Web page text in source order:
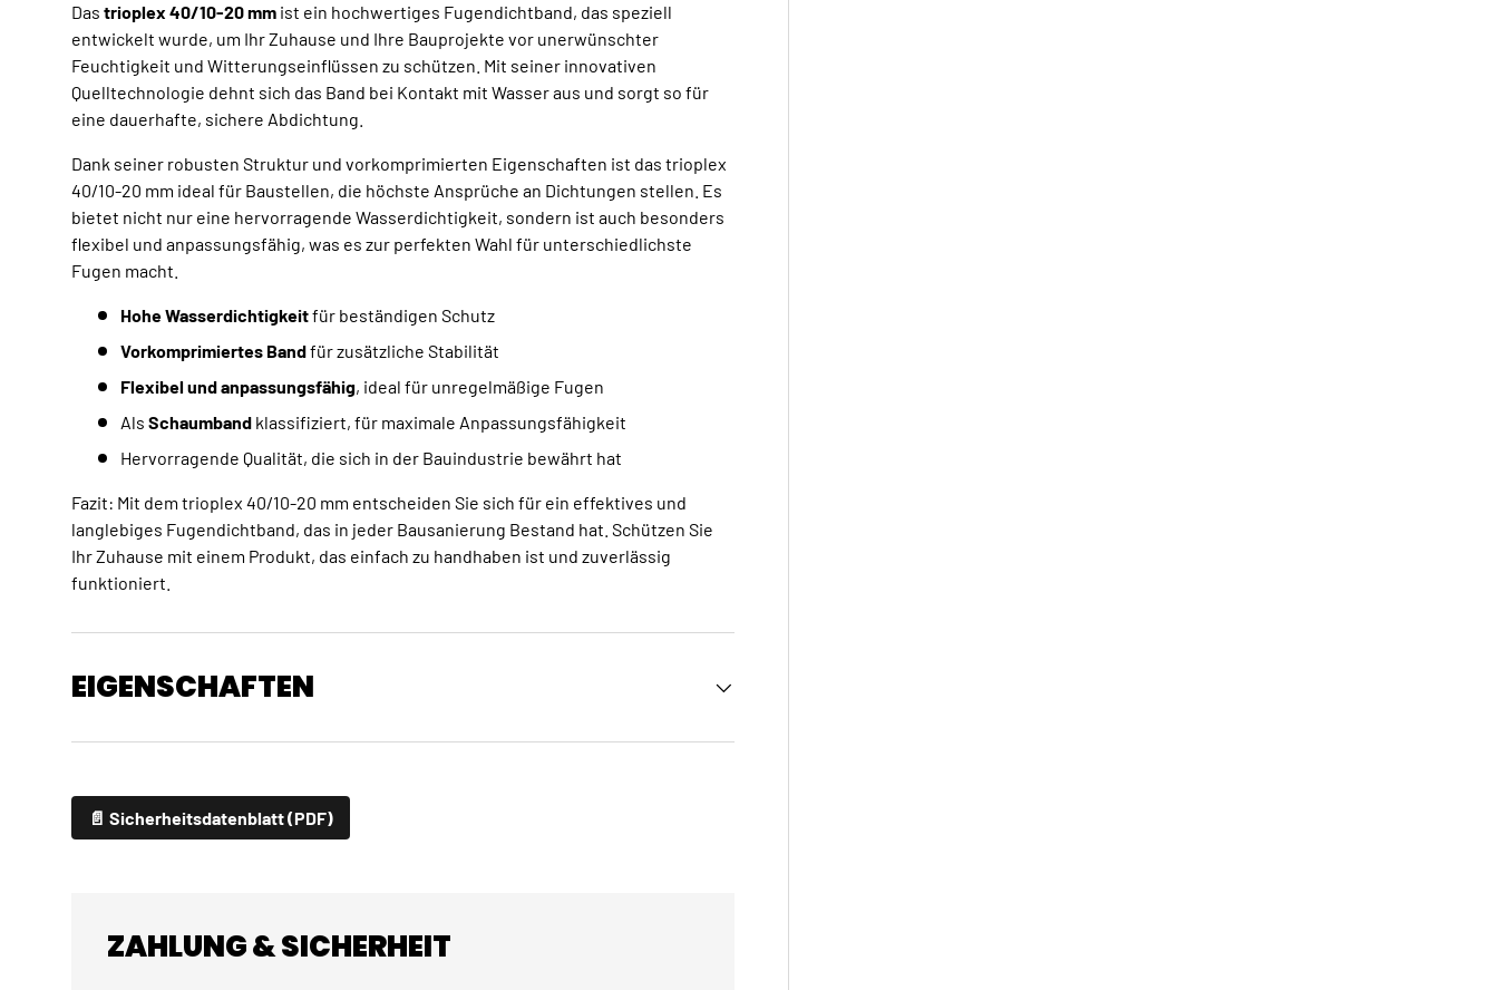
Das trioplex 40/10-20 mm ist ein hochwertiges Fugendichtband, das speziell
entwickelt wurde, um Ihr Zuhause und Ihre Bauprojekte vor unerwünschter
Feuchtigkeit und Witterungseinflüssen zu schützen. Mit seiner innovativen
Quelltechnologie dehnt sich das Band bei Kontakt mit Wasser aus und sorgt so für
eine dauerhafte, sichere Abdichtung.
Dank seiner robusten Struktur und vorkomprimierten Eigenschaften ist das trioplex
40/10-20 mm ideal für Baustellen, die höchste Ansprüche an Dichtungen stellen. Es
bietet nicht nur eine hervorragende Wasserdichtigkeit, sondern ist auch besonders
flexibel und anpassungsfähig, was es zur perfekten Wahl für unterschiedlichste
Fugen macht.
Hohe Wasserdichtigkeitfür beständigen Schutz
Vorkomprimiertes Bandfür zusätzliche Stabilität
Flexibel und anpassungsfähig, ideal für unregelmäßige Fugen
Als Schaumband klassifiziert, für maximale Anpassungsfähigkeit
Hervorragende Qualität, die sich in der Bauindustrie bewährt hat
Fazit: Mit dem trioplex 40/10-20 mm entscheiden Sie sich für ein effektives und
langlebiges Fugendichtband, das in jeder Bausanierung Bestand hat. Schützen Sie
Ihr Zuhause mit einem Produkt, das einfach zu handhaben ist und zuverlässig
funktioniert.
EIGENSCHAFTEN
📄 Sicherheitsdatenblatt (PDF)
ZAHLUNG & SICHERHEIT